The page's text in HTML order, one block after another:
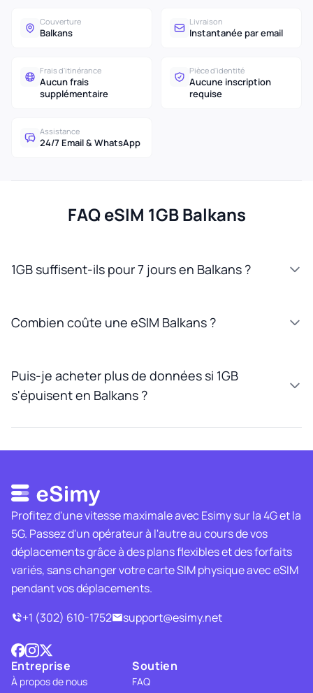
Couverture
Balkans
Livraison
Instantanée par email
Frais d'itinérance
Aucun frais
supplémentaire
Pièce d'identité
Aucune inscription
requise
Assistance
24/7 Email & WhatsApp
FAQ eSIM 1GB Balkans
1GB suffisent-ils pour 7 jours en Balkans ?
Combien coûte une eSIM Balkans ?
Puis-je acheter plus de données si 1GB
s'épuisent en Balkans ?
Profitez d'une vitesse maximale avec Esimy sur la 4G et la
5G. Passez d'un opérateur à l'autre au cours de vos
déplacements grâce à des plans flexibles et des forfaits
variés, sans changer votre carte SIM physique avec eSIM
pendant vos déplacements.
+1 (302) 610-1752
support@esimy.net
Entreprise
À propos de nous
Soutien
FAQ